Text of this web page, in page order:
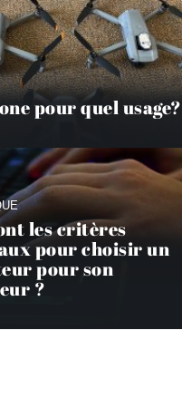
pour quel usage?
les critères
pour choisir un
pour son
?